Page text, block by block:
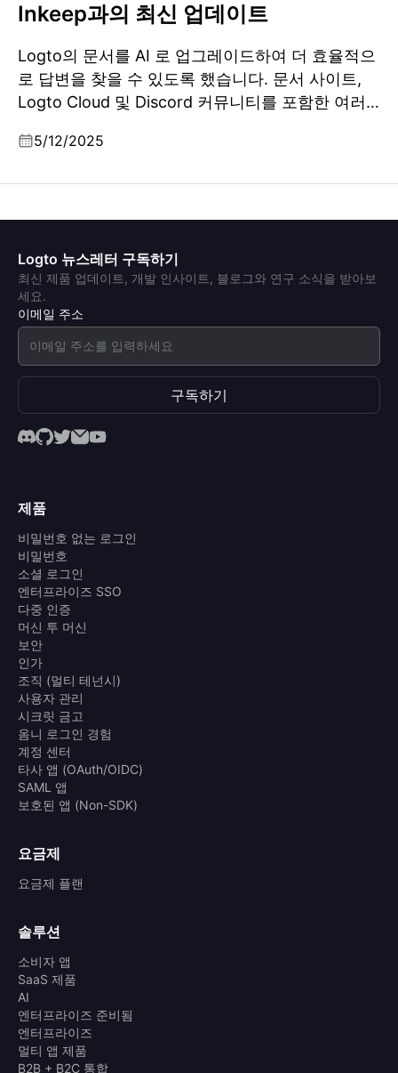
Inkeep과의 최신 업데이트
Logto의 문서를 AI 로 업그레이드하여 더 효율적으
로 답변을 찾을 수 있도록 했습니다. 문서 사이트,
Logto Cloud 및 Discord 커뮤니티를 포함한 여러
5/12/2025
Logto 뉴스레터 구독하기
최신 제품 업데이트, 개발 인사이트, 블로그와 연구 소식을 받아보
세요.
이메일 주소
구독하기
제품
비밀번호 없는 로그인
비밀번호
소셜 로그인
엔터프라이즈 SSO
다중 인증
머신 투 머신
보안
인가
조직 (멀티 테넌시)
사용자 관리
시크릿 금고
옴니 로그인 경험
계정 센터
타사 앱 (OAuth/OIDC)
SAML 앱
보호된 앱 (Non-SDK)
요금제
요금제 플랜
솔루션
소비자 앱
SaaS 제품
AI
엔터프라이즈 준비됨
엔터프라이즈
멀티 앱 제품
B2B + B2C 통합